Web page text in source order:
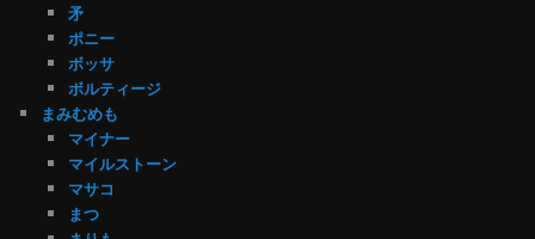
矛
ポニー
ボッサ
ボルティージ
まみむめも
マイナー
マイルストーン
マサコ
まつ